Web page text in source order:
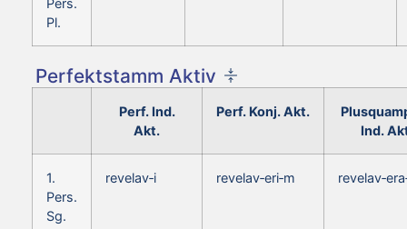
Pl.
Perfektstamm Aktiv
Perf. Ind.
Akt.
Perf. Konj. Akt.
Ind.
1.
Pers.
Sg.
revelav‑i revelav‑eri‑m